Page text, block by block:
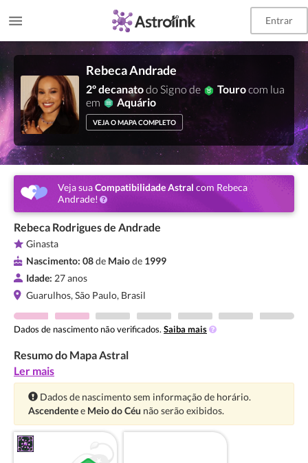
Entrar
Rebeca Andrade
2º decanatodo Signo de Tourocom lua
em
Aquário
VEJA O MAPA COMPLETO
Veja suaCompatibilidade Astral com Rebeca
Andrade!
Rebeca Rodrigues de Andrade
Ginasta
Nascimento: 08de Maiode 1999
Idade: 27 anos
Guarulhos, São Paulo, Brasil
Dados de nascimento não verificados. Saiba mais
Resumo do Mapa Astral
Ler mais
Atenção:
Dados de nascimento sem informação de horário.
Ascendentee Meio do Céu não serão exibidos.